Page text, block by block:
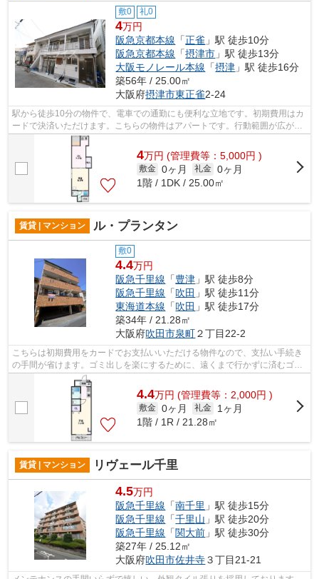
敷0 礼0
4万円
阪急京都本線 「正雀 」駅 徒歩10分
阪急京都本線 「摂津市 」駅 徒歩13分
大阪モノレール本線 「摂津 」駅 徒歩16分
築56年 / 25.00㎡
大阪府摂津市東正雀2-24
駅から徒歩10分の物件で、電車での通勤にも便利な立地です。初期費用はカ
ードで決済いただけます。こちらの物件はアパートです。行動範囲が広がる
2駅利用可能な物件です。より多くの不...
4万円 (管理費等：5,000円 )
敷金 0ヶ月 礼金 0ヶ月
1階 / 1DK / 25.00㎡
賃貸 | マンション ル・プランタン
敷0
4.4万円
阪急千里線 「豊津 」駅 徒歩8分
阪急千里線 「吹田 」駅 徒歩11分
東海道本線 「吹田 」駅 徒歩17分
築34年 / 21.28㎡
大阪府吹田市泉町２丁目22-2
こちらは初期費用をカードでお支払いいただける物件なので、支払い手続き
の手間が省けます。ゴミ出しを楽にするために、遠くまで行かずに済むゴミ
置き場を共用部に付けています。2駅利...
4.4万円 (管理費等：2,000円 )
敷金 0ヶ月 礼金
1ヶ月
1階 / 1R / 21.28㎡
賃貸 | マンション リヴェール千里
4.5万円
阪急千里線 「南千里 」駅 徒歩15分
阪急千里線 「千里山 」駅 徒歩20分
阪急千里線 「関大前 」駅 徒歩30分
築27年 / 25.12㎡
大阪府吹田市佐井寺３丁目21-21